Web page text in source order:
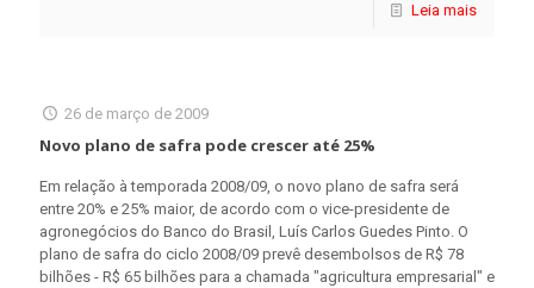
Leia mais
26 de março de 2009
Novo plano de safra pode crescer até 25%
Em relação à temporada 2008/09, o novo plano de safra será
entre 20% e 25% maior, de acordo com o vice-presidente de
agronegócios do Banco do Brasil, Luís Carlos Guedes Pinto. O
plano de safra do ciclo 2008/09 prevê desembolsos de R$ 78
bilhões - R$ 65 bilhões para a chamada "agricultura empresarial" e